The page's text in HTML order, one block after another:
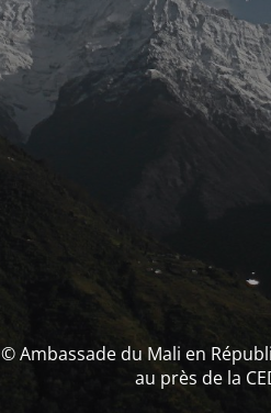
© Ambassade du Mali en
au près de la